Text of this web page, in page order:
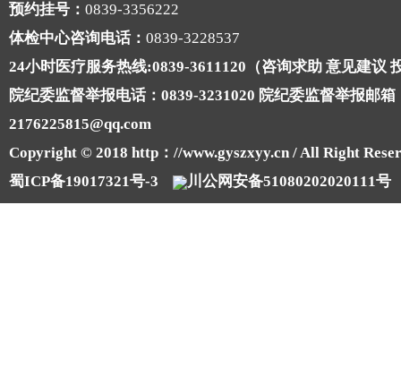
预约挂号： 0839-3356222
体检中心咨询电话： 0839-3228537
24小时医疗服务热线:0839-3611120（咨询求助 意见建议
院纪委监督举报电话：0839-3231020 院纪委监督举报邮箱
2176225815@qq.com
Copyright © 2018 http：//www.gyszxyy.cn / All Right
蜀ICP备19017321号-3
川公网安备51080202020111号